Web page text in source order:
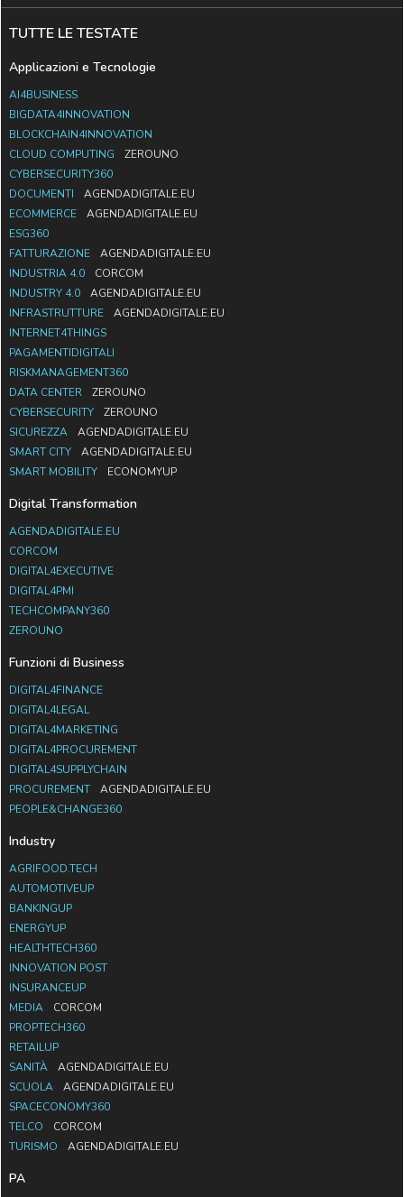
TUTTE LE TESTATE
Applicazioni e Tecnologie
AI4BUSINESS
BIGDATA4INNOVATION
BLOCKCHAIN4INNOVATION
CLOUD COMPUTING
ZEROUNO
CYBERSECURITY360
DOCUMENTI
AGENDADIGITALE.EU
ECOMMERCE
AGENDADIGITALE.EU
ESG360
FATTURAZIONE
AGENDADIGITALE.EU
INDUSTRIA 4.0
CORCOM
INDUSTRY 4.0
AGENDADIGITALE.EU
INFRASTRUTTURE
AGENDADIGITALE.EU
INTERNET4THINGS
PAGAMENTIDIGITALI
RISKMANAGEMENT360
DATA CENTER
ZEROUNO
CYBERSECURITY
ZEROUNO
SICUREZZA
AGENDADIGITALE.EU
SMART CITY
AGENDADIGITALE.EU
SMART MOBILITY
ECONOMYUP
Digital Transformation
AGENDADIGITALE.EU
CORCOM
DIGITAL4EXECUTIVE
DIGITAL4PMI
TECHCOMPANY360
ZEROUNO
Funzioni di Business
DIGITAL4FINANCE
DIGITAL4LEGAL
DIGITAL4MARKETING
DIGITAL4PROCUREMENT
DIGITAL4SUPPLYCHAIN
PROCUREMENT
AGENDADIGITALE.EU
PEOPLE&CHANGE360
Industry
AGRIFOOD.TECH
AUTOMOTIVEUP
BANKINGUP
ENERGYUP
HEALTHTECH360
INNOVATION POST
INSURANCEUP
MEDIA
CORCOM
PROPTECH360
RETAILUP
SANITÀ
AGENDADIGITALE.EU
SCUOLA
AGENDADIGITALE.EU
SPACECONOMY360
TELCO
CORCOM
TURISMO
AGENDADIGITALE.EU
PA